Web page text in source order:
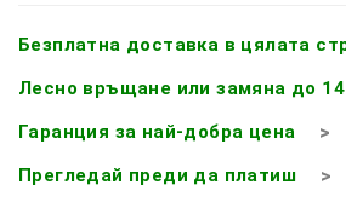
Безплатна доставка в цялата
Лесно връщане или замяна до
Гаранция за най-добра цена
Прегледай преди да платиш